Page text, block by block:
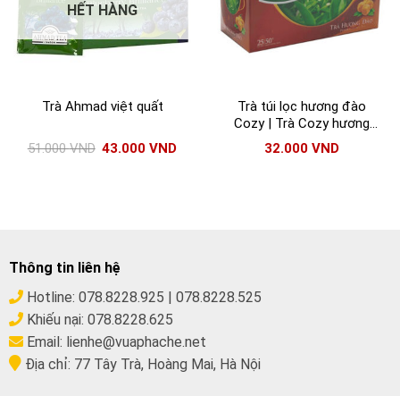
HẾT HÀNG
Trà Ahmad việt quất
51.000VND 43.000VND
Trà túi lọc hương đào
Cozy | Trà Cozy hương
đào 25 gói x 2gr/gói
32.000 VND
Thông tin liên hệ
Hotline: 078.8228.925
078.8228.525
Khiếu nại: 078.8228.625
Email: lienhe@vuaphache.net
Địa chỉ: 77 Tây Trà, Hoàng Mai, Hà Nội